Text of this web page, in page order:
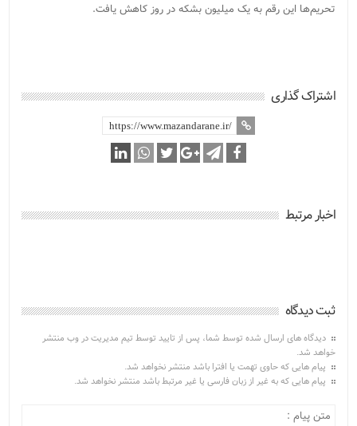
تحریم‌ها این رقم به یک میلیون بشکه در روز کاهش یافت.
اشتراک گذاری
اخبار مرتبط
ثبت دیدگاه
دیدگاه های ارسال شده توسط شما، پس از تایید توسط تیم مدیریت در وب منتشر
خواهد شد.
پیام هایی که حاوی تهمت یا افترا باشد منتشر نخواهد شد.
پیام هایی که به غیر از زبان فارسی یا غیر مرتبط باشد منتشر نخواهد شد.